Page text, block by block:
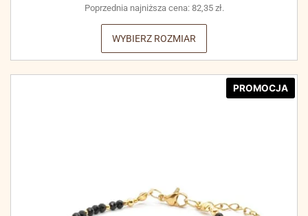
Poprzednia najniższa cena: 82,35 zł.
WYBIERZ ROZMIAR
PROMOCJA